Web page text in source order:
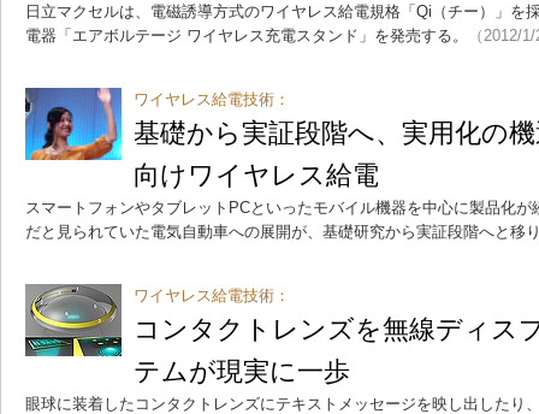
日立マクセルは、電磁誘導方式のワイヤレス給電規格「Qi（チー）」を
電器「エアボルテージ ワイヤレス充電スタンド」を発売する。
（2012/
ワイヤレス給電技術：
基礎から実証段階へ、実用化の
向けワイヤレス給電
スマートフォンやタブレットPCといったモバイル機器を中心に製品化
だと見られていた電気自動車への展開が、基礎研究から実証段階へと移
ワイヤレス給電技術：
コンタクトレンズを無線ディス
テムが現実に一歩
眼球に装着したコンタクトレンズにテキストメッセージを映し出したり